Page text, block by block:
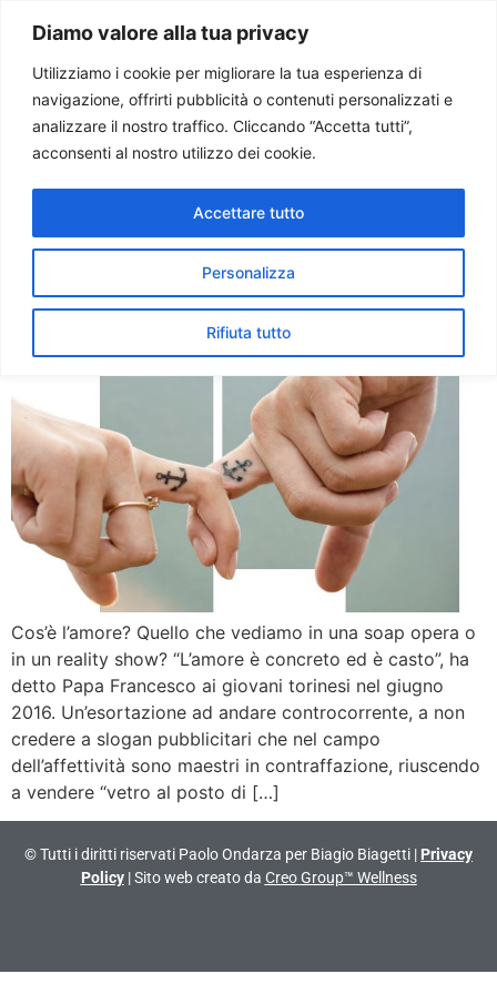
Diamo valore alla tua privacy
Utilizziamo i cookie per migliorare la tua esperienza di
navigazione, offrirti pubblicità o contenuti personalizzati e
analizzare il nostro traffico. Cliccando “Accetta tutti”,
acconsenti al nostro utilizzo dei cookie.
Personalizza
Rifiuta tutto
Accettare tutto
Paolo Ondarza
Tag:rapporti
prematrimoniali
I giovani e l’amore
Cos’è l’amore? Quello che vediamo in una soap opera o
in un reality show? “L’amore è concreto ed è casto”, ha
detto Papa Francesco ai giovani torinesi nel giugno
2016. Un’esortazione ad andare controcorrente, a non
credere a slogan pubblicitari che nel campo
dell’affettività sono maestri in contraffazione, riuscendo
a vendere “vetro al posto di […]
© Tutti i diritti riservati Paolo Ondarza per Biagio Biagetti | Privacy
Policy| Sito web creato da Creo Group™ Wellness